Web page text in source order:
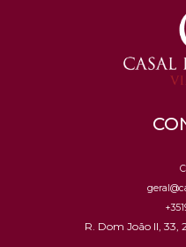
R. Dom João II, 33,